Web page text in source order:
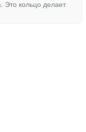
Это кольцо делает